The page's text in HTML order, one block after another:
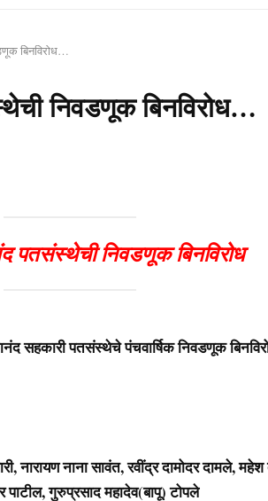
बिनविरोध…
निवडणूक बिनविरोध…
पतसंस्थेची निवडणूक बिनविरोध
सहकारी पतसंस्थेचे पंचवार्षिक निवडणूक
नारायण नाना सावंत, रवींद्र दामोदर दामले, महेश
पाटील, गुरुप्रसाद महादेव(बापू) टोपले